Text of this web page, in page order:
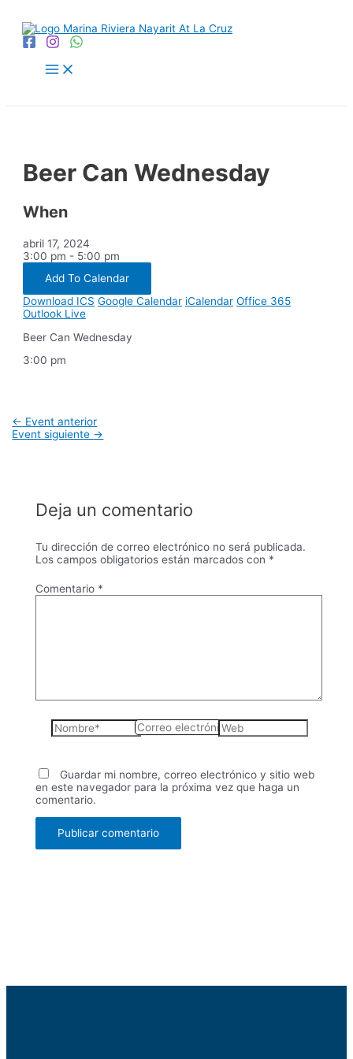
contenido
Main
Menu
Beer Can Wednesday
When
abril 17, 2024
3:00 pm - 5:00 pm
Add To Calendar
Download ICS Google Calendar iCalendar Office 365
Outlook Live
Beer Can Wednesday
3:00 pm
Navegación
de
← Event anterior
Event siguiente →
Deja un comentario
Tu dirección de correo electrónico no será publicada.
Los campos obligatorios están marcados con *
Comentario *
Nombre*
Correo
electrónico*
Web
Guardar mi nombre, correo electrónico y sitio web
en este navegador para la próxima vez que haga un
comentario.